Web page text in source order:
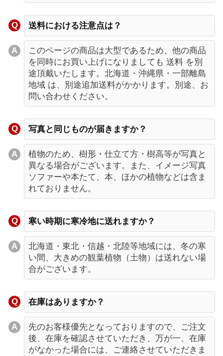
送料における注意点は？
このページの商品は大型であるため、他の商品
を同時にお買い上げになりましても 送料 を別
途頂戴いたします。北海道・沖縄県・一部離島
地域 は、別途追加送料がかかります。別途、お
問い合わせください。
写真と同じものが届きますか？
植物のため、樹形・仕立て方・樹高等が写真と
異なる場合がございます。また、イメージ写真
ソファーや本たて、本、ほかの植物などは含ま
れておりません。
寒い時期に寒冷地に送れますか？
北海道・東北・信越・北陸等地域には、冬の寒
い間、大きめの観葉植物（土物）は送れない場
合がございます。
在庫はありますか？
先のお客様優先となっておりますので、ご注文
後、在庫を確認させていただき、万が一、在庫
がなかった場合には、ご連絡させていただきま